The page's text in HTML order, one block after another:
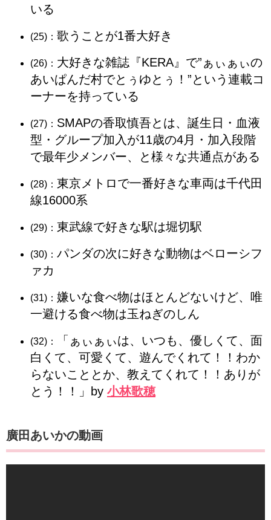
いる
(25)： 歌うことが1番大好き
(26)： 大好きな雑誌『KERA』で”ぁぃぁぃの
あいぱんだ村でとぅゆとぅ！”という連載コ
ーナーを持っている
(27)： SMAPの香取慎吾とは、誕生日・血液
型・グループ加入が11歳の4月・加入段階
で最年少メンバー、と様々な共通点がある
(28)： 東京メトロで一番好きな車両は千代田
線16000系
(29)： 東武線で好きな駅は堀切駅
(30)： パンダの次に好きな動物はベローシフ
ァカ
(31)： 嫌いな食べ物はほとんどないけど、唯
一避ける食べ物は玉ねぎのしん
(32)：
「ぁぃぁぃは、いつも、優しくて、面
白くて、可愛くて、遊んでくれて！！わか
らないこととか、教えてくれて！！ありが
とう！！」by 小林歌穂
廣田あいかの動画